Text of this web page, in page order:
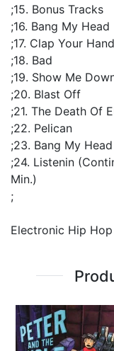
;15. Bonus Tracks
;16. Bang My Head
;17. Clap Your
;18. Bad
;19. Show Me
;20. Blast Off
;21. The Death Of
;22. Pelican
;23. Bang My
;24. Listenin
Min.)
;
Electronic Hip